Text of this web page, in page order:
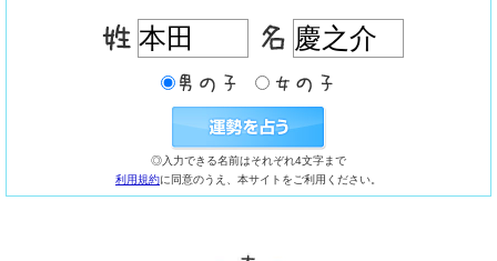
◎入力できる名前はそれぞれ4文字まで
利用規約に同意のうえ、本サイトをご利用ください。